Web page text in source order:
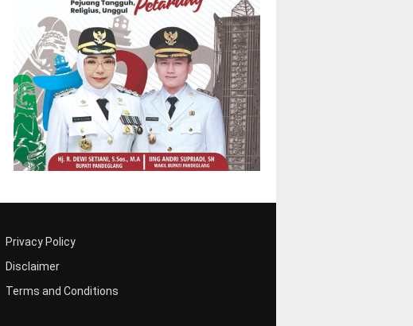
Privacy Policy
Disclaimer
Terms and Conditions